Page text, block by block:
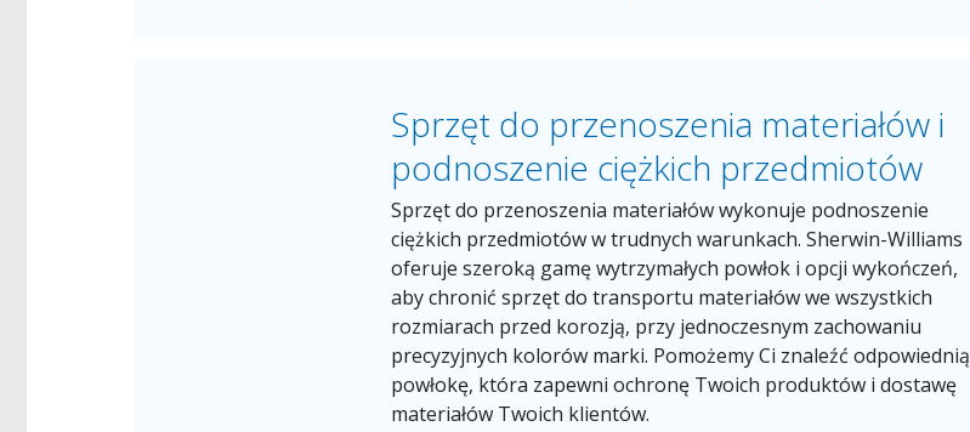
Sprzęt do przenoszenia materiałów i
podnoszenie ciężkich przedmiotów
Sprzęt do przenoszenia materiałów wykonuje podnoszenie
ciężkich przedmiotów w trudnych warunkach. Sherwin-Williams
oferuje szeroką gamę wytrzymałych powłok i opcji wykończeń,
aby chronić sprzęt do transportu materiałów we wszystkich
rozmiarach przed korozją, przy jednoczesnym zachowaniu
precyzyjnych kolorów marki. Pomożemy Ci znaleźć odpowiednią
powłokę, która zapewni ochronę Twoich produktów i dostawę
materiałów Twoich klientów.